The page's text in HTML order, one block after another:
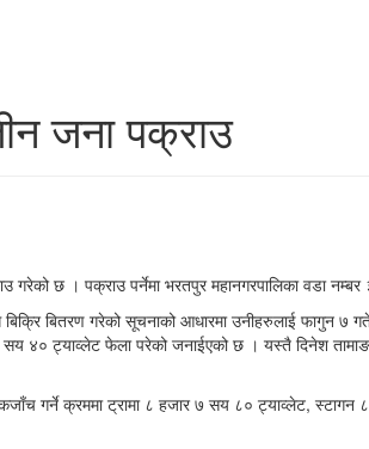
जना पक्राउ
छ । पक्राउ पर्नेमा भरतपुर महानगरपालिका वडा
बितरण गरेको सूचनाको आधारमा उनीहरुलाई फागुन ७
४० ट्याव्लेट फेला परेको जनाईएको छ । यस्तै दिनेश
गर्ने क्रममा ट्रामा ८ हजार ७ सय ८० ट्याव्लेट, स्टागन